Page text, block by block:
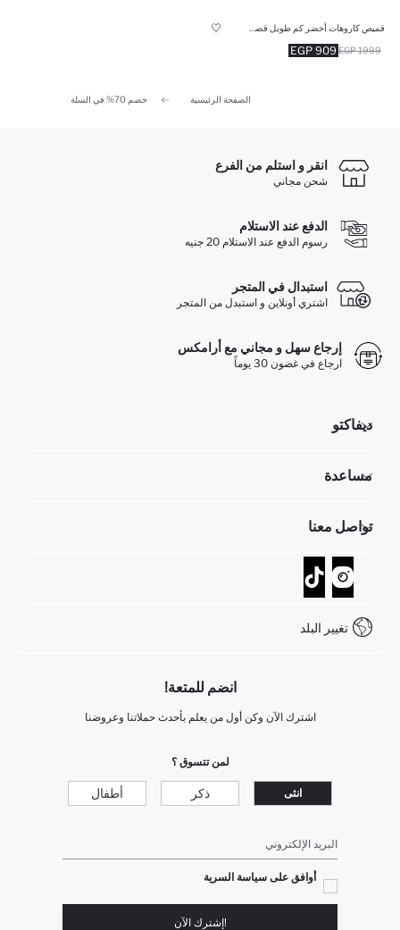
909 EGP 1999 EGP
الصفحة الرئيسية خصم 70% في السلة
انقر و استلم من الفرع
شحن مجاني
الدفع عند الاستلام
رسوم الدفع عند الاستلام 20 جنيه
استبدال في المتجر
اشتري أونلاين و استبدل من المتجر
إرجاع سهل و مجاني مع أرامكس
ارجاع في غضون 30 يوماً
ديفاكتو
تعرف علينا
GIFT CLUB
مساعدة
عمليات الارجاع و الاستبدال السهلة
تتبع الشحنة
كيف يمكنك التسوق في ديفاكتو ؟
كيف تدفع في ديفاكتو؟
شروط المنافسة
تواصل معنا
نموذج الاتصال
خدمة العملاء
Call Center 19782
تغيير البلد
انضم للمتعة!
اشترك الآن وكن أول من يعلم بأحدث حملاتنا وعروضنا
لمن تتسوق ؟
انثى ذكر أطفال
البريد الإلكتروني
أوافق على سياسة السرية
!إشترك الآن